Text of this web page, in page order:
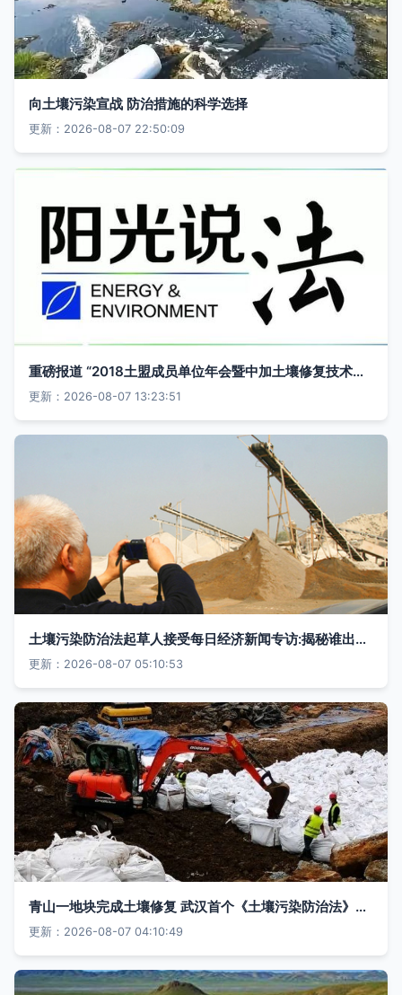
向土壤污染宣战 防治措施的科学选择
更新：2026-08-07 22:50:09
重磅报道 “2018土盟成员单位年会暨中加土壤修复技术研讨会”筹备会在京举行，内附“土壤污染防治法(草案)”解读
更新：2026-08-07 13:23:51
土壤污染防治法起草人接受每日经济新闻专访:揭秘谁出资、怎么治焦点问题
更新：2026-08-07 05:10:53
青山一地块完成土壤修复 武汉首个《土壤污染防治法》实施后的治污典型
更新：2026-08-07 04:10:49